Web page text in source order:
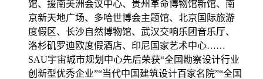
馆、援南美洲会议中心、贵州革命博物馆新馆、南
京新天地广场、多哈世博会主题馆、北京国际旅游
度假区、长沙自然博物馆、武汉交响乐团音乐厅、
洛杉矶罗迪欧度假酒店、印尼国家艺术中心……
SAU宇宙城市规划中心先后荣获“全国勘察设计行业
创新型优秀企业”“当代中国建筑设计百家名院”“全国